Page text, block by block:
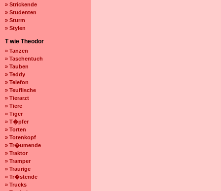
» Strickende
» Studenten
» Sturm
» Stylen
T wie Theodor
» Tanzen
» Taschentuch
» Tauben
» Teddy
» Telefon
» Teuflische
» Tierarzt
» Tiere
» Tiger
» T�pfer
» Torten
» Totenkopf
» Tr�umende
» Traktor
» Tramper
» Traurige
» Tr�stende
» Trucks